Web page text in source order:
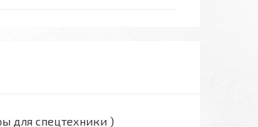
для спецтехники )